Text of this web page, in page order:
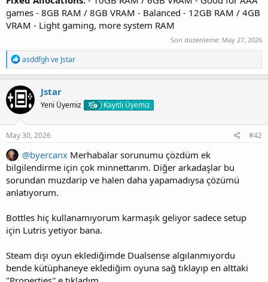
games - 8GB RAM / 8GB VRAM - Balanced - 12GB RAM / 4GB
VRAM - Light gaming, more system RAM
Son düzenleme: May 27, 2026
T
e
p
k
i
l
e
r
:
asddfghve Jstar
Jstar
Yeni Üyemiz Kayıtlı Üyemiz
May 30, 2026 #42
@byercanx Merhabalar sorunumu çözdüm ek
bilgilendirme için çok minnettarım. Diğer arkadaşlar bu
sorundan muzdarip ve halen daha yapamadıysa çözümü
anlatıyorum.
Bottles hiç kullanamıyorum karmaşık geliyor sadece setup
için Lutris yetiyor bana.
Steam dışı oyun eklediğimde Dualsense algılanmıyordu
bende kütüphaneye eklediğim oyuna sağ tıklayıp en alttaki